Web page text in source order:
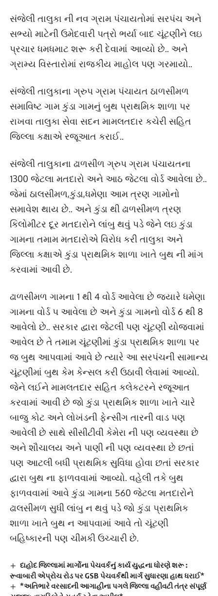
સંજેલી તાલુકા ની નવ ગ્રામ પંચાયતોમાં સરપંચ અને
સભ્યો માટેની ઉમેદવારી પત્રો ભર્યા બાદ ચૂંટણીને લઇ
પ્રચાર ધમધમાટ શરૂ કરી દેવામાં આવ્યો છે.. અને
ગ્રામ્ય વિસ્તારોમાં રાજકીય માહોલ પણ ગરમાયો..
સંજેલી તાલુકાના ગ્રુપ ગ્રામ પંચાયત ઠાળસીમળ
સમાવિષ્ટ ગામ કુંડા ગામનું બુથ પ્રાથમિક શાળા પર
રાખવા તાલુકા સેવા સદન મામલતદાર કચેરી સહિત
જિલ્લા કક્ષાએ રજૂઆત કરાઈ..
સંજેલી તાલુકાના ઢાળસીળ ગ્રુપ ગ્રામ પંચાયતના
1300 જેટલા મતદારો અને આઠ જેટલા વોર્ડ આવેલા છે..
જેમાં ઠાલસીમળ,કુંડા,ધમેણા આમ ત્રણ ગામોનો
સમાવેશ થાય છે.. અને કુંડા થી ઢાળસીમળ ત્રણ
કિલોમીટર દૂર મતદારોને લાંબુ થવું પડે જેને લઇ કુંડા
ગામના તમામ મતદારોએ વિરોધ કરી તાલુકા અને
જિલ્લા કક્ષાએ કુંડા પ્રાથમિક શાળા ખાતે બુથ ની માંગ
કરવામાં આવી છે.
ઢાળસીમળ ગામના 1 થી 4 વોર્ડ આવેલા છે જ્યારે ધમેણા
ગામના વોર્ડ પ આવેલા છે અને કુંડા ગામનો વોર્ડ 6 થી 8
આવેલો છે.. સરકાર દ્વારા જેટલી પણ ચૂંટણી યોજવામાં
આવેલ છે તે તમામ ચૂંટણીમાં કુંડા પ્રાથમિક શાળા પર
જ બુથ આપવામાં આવે છે ત્યારે આ સરપંચની સામાન્ય
ચૂંટણીમાં બુથ કેમ કેન્સલ કરી ઉઠાવી લેવામાં આવ્યો.
જેને લઈને મામલતદાર સહિત કલેકટરને રજૂઆત
કરવામાં આવી છે જો કુંડા પ્રાથમિક શાળા ખાતે ચારે
બાજુ કોટ અને લોખંડની ફેન્સીંગ તારની વાડ પણ
આવેલી છે સાથે સીસીટીવી કેમેરા ની પણ વ્યવસ્થા છે
અને શૌચાલય અને પાણી ની પણ વ્યવસ્થા છે છતાં
પણ આટલી બધી પ્રાથમિક સુવિધા હોવા છતાં સરકાર
દ્વારા બુથ ના ફાળવવામાં આવ્યો. વહેલી તકે બુથ
ફાળવવામાં આવે કુંડા ગામના 560 જેટલા મતદારોને
ઢાલસીમળ સુધી લાંબુ ન થવું પડે જો કુંડા પ્રાથમિક
શાળા ખાતે બુથ ન આપવામાં આવે તો ચૂંટણી
બહિષ્કારની પણ ચીમકી ઉચ્ચારી છે.
દાહોદ જિલ્લામાં માર્ગોના પેચવર્કનું કાર્ય યુદ્ધના ધોરણે શરૂ :
રૂવાબારી એપ્રોચ રોડ પર GSB પેચવર્કથી માર્ગ સુધારણા હાથ ધરાઈ*
*અતિભારે વરસાદની આગાહીના પગલે જિલ્લા વહીવટી તંત્ર સંપૂર્ણ